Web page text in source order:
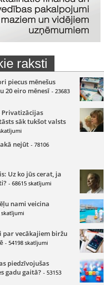
raksti
piecus mēnešus
20 eiro mēnesī - 23683
sāk tukšot valsts
nejūt - 78106
Uz ko jūs cerat, ja
- 68615 skatījumi
nami veicina
skatījumi
vecākajiem biržu
- 54198 skatījumi
piedzīvojušas
gadu gaitā? - 53153